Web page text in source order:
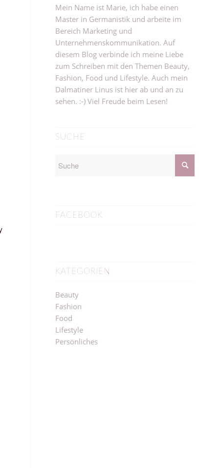
Mein Name ist Marie, ich habe einen
Master in Germanistik und arbeite im
Bereich Marketing und
Unternehmenskommunikation. Auf
diesem Blog verbinde ich meine Liebe
zum Schreiben mit den Themen Beauty,
Fashion, Food und Lifestyle. Auch mein
Dalmatiner Linus ist hier ab und an zu
sehen. :-) Viel Freude beim Lesen!
SUCHE
FACEBOOK
KATEGORIEN
Beauty
Fashion
Food
Lifestyle
Persönliches